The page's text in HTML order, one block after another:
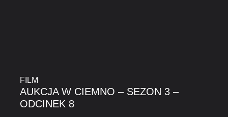
FILM
AUKCJA W CIEMNO – SEZON 3 –
ODCINEK 8